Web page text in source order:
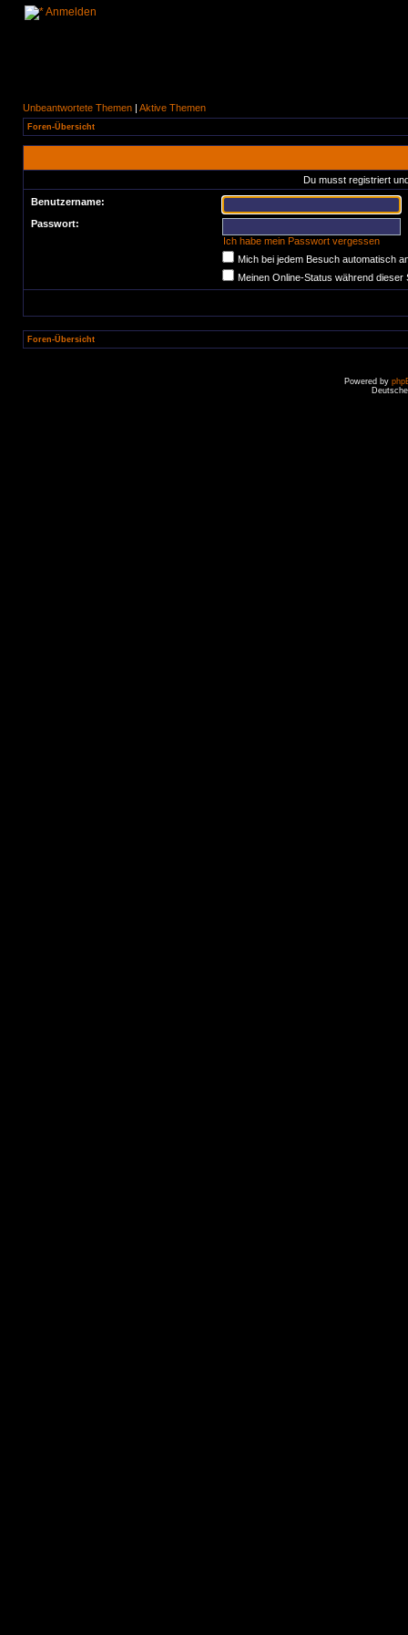
Anmelden
Unbeantwortete Themen | Aktive Themen
Foren-Übersicht
Du musst registriert
Benutzername:
Passwort:
Ich habe mein Passwort vergessen
Mich bei jedem Besuch automatisch
Meinen Online-Status während dieser
Foren-Übersicht
Powered by